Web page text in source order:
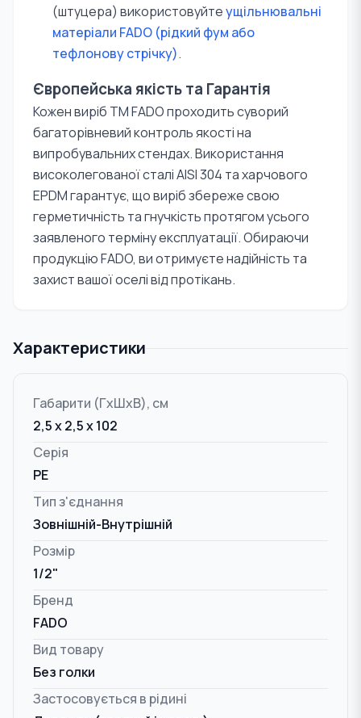
(штуцера) використовуйтеущільнювальні
матеріали FADO (рідкий фум або
тефлонову стрічку).
Європейська якість та Гарантія
Кожен виріб TM FADO проходить суворий
багаторівневий контроль якості на
випробувальних стендах. Використання
високолегованої сталі AISI 304 та харчового
EPDM гарантує, що виріб збереже свою
герметичність та гнучкість протягом усього
заявленого терміну експлуатації. Обираючи
продукцію FADO, ви отримуєте надійність та
захист вашої оселі від протікань.
Характеристики
Габарити (ГxШxВ), см
2,5 x 2,5 x 102
Серія
PE
Тип з'єднання
Зовнішній-Внутрішній
Розмір
1/2"
Бренд
FADO
Вид товару
Без голки
Застосовується в рідині